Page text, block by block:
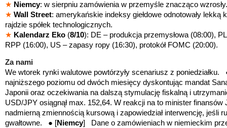
★ Niemcy: w sierpniu zamówienia w przemyśle znacząco wzrosły.
★ Wall Street: amerykańskie indeksy giełdowe odnotowały lekką
rajdzie spółek technologicznych.
★ Kalendarz Eko (8/10): DE – produkcja przemysłowa (08:00),
RPP (16:00), US – zapasy ropy (16:30), protokół FOMC (20:00).
Za nami
We wtorek rynki walutowe powtórzyły scenariusz z poniedziałku.
najniższego poziomu od dwóch miesięcy dyskontując mandat
Japonii oraz oczekiwania na dalszą stymulację fiskalną i
USD/JPY osiągnął max. 152,64. W reakcji na to minister finansów
nadmierną zmiennością kursową i zapowiedział interwencję, jeśli
gwałtowne. ● [Niemcy] Dane o zamówieniach w niemieckim